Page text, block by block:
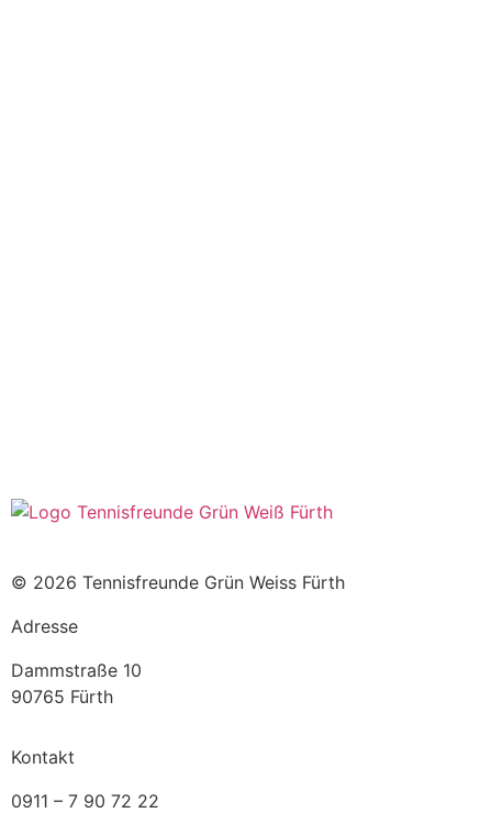
© 2026 Tennisfreunde Grün Weiss Fürth
Adresse
Dammstraße 10
90765 Fürth
Kontakt
0911 – 7 90 72 22